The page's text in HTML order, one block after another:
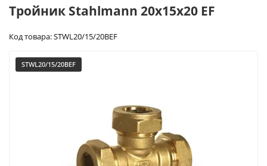
Тройник Stahlmann 20х15х20 EF
Код товара: STWL20/15/20BEF
STWL20/15/20BEF